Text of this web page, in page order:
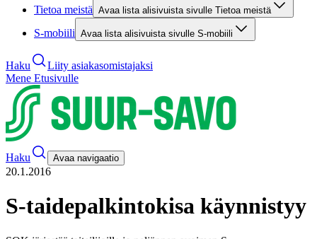
Tietoa meistä Avaa lista alisivuista sivulle Tietoa meistä
S-mobiili Avaa lista alisivuista sivulle S-mobiili
Haku
Liity asiakasomistajaksi
Mene Etusivulle
Haku Avaa navigaatio
20.1.2016
S-taidepalkintokisa käynnistyy